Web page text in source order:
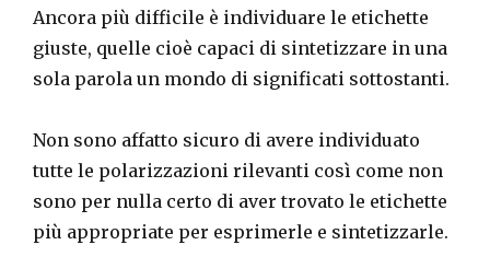
Ancora più difficile è individuare le etichette
giuste, quelle cioè capaci di sintetizzare in una
sola parola un mondo di significati sottostanti.
Non sono affatto sicuro di avere individuato
tutte le polarizzazioni rilevanti così come non
sono per nulla certo di aver trovato le etichette
più appropriate per esprimerle e sintetizzarle.